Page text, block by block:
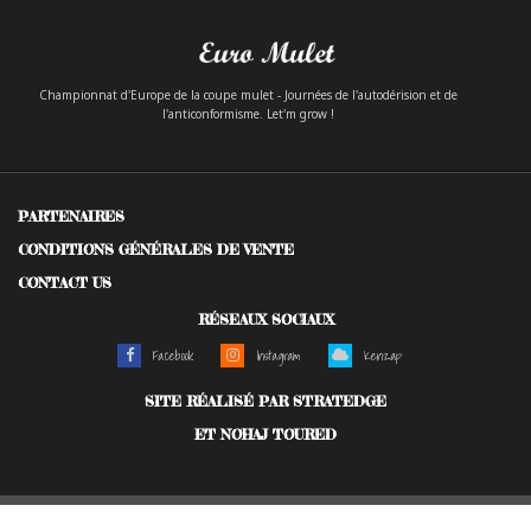
Championnat d'Europe de la coupe mulet - Journées de l'autodérision et de
l'anticonformisme. Let'm grow !
PARTENAIRES
CONDITIONS GÉNÉRALES DE VENTE
CONTACT US
RÉSEAUX SOCIAUX
Facebook Instagram Kenzap
SITE RÉALISÉ PAR STRATEDGE
ET NOHAJ TOURED